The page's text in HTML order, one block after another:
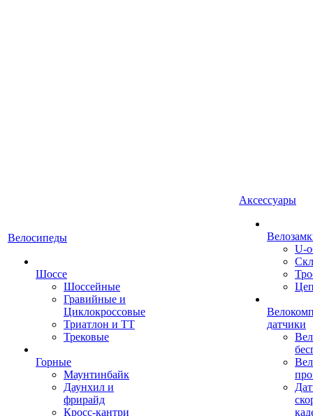
Велосипеды
Шоссе
Шоссейные
Гравийные и
Циклокроссовые
Триатлон и ТТ
Трековые
Горные
Маунтинбайк
Даунхил и
фрирайд
Кросс-кантри
Аксессуары
U-
датчики